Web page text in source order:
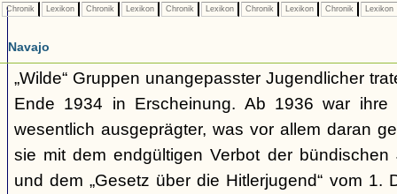
Chronik Lexikon Chronik Lexikon Chronik Lexikon Chronik Lexikon Chronik Lexikon
Navajo
„Wilde“ Gruppen unangepasster Jugendlicher
Ende 1934 in Erscheinung. Ab 1936 war ihre
wesentlich ausgeprägter, was vor allem daran
sie mit dem endgültigen Verbot der
und dem „Gesetz über die Hitlerjugend“ vom 1.